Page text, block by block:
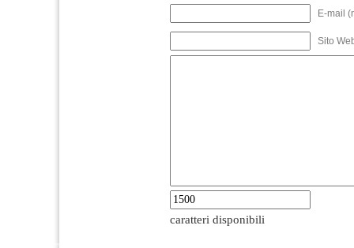
E-mail
Sito
caratteri disponibili